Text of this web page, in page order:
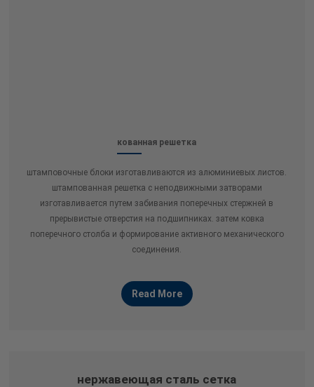
кованная решетка
штамповочные блоки изготавливаются из алюминиевых листов.
штампованная решетка с неподвижными затворами
изготавливается путем забивания поперечных стержней в
прерывистые отверстия на подшипниках. затем ковка
поперечного столба и формирование активного механического
соединения.
Read More
нержавеющая сталь сетка